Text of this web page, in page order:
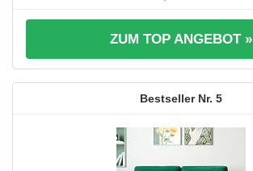
ZUM TOP ANGEBOT »
5